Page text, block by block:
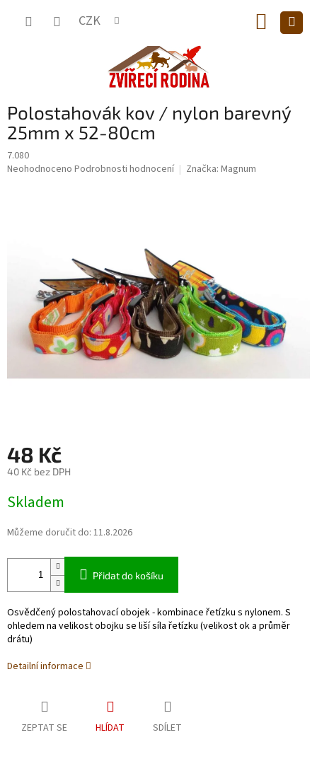
CZK
KOŠÍK
Polostahovák kov / nylon barevný
25mm x 52-80cm
7.080
Průměrné
Neohodnoceno Podrobnosti hodnocení Značka: Magnum
48 Kč
40 Kč bez DPH
cena:
Skladem
Můžeme doručit do: 11.8.2026
Přidat do košíku
Osvědčený polostahovací obojek - kombinace řetízku s nylonem. S
ohledem na velikost obojku se liší síla řetízku (velikost ok a průměr
drátu)
Detailní informace
ZEPTAT SE HLÍDAT SDÍLET